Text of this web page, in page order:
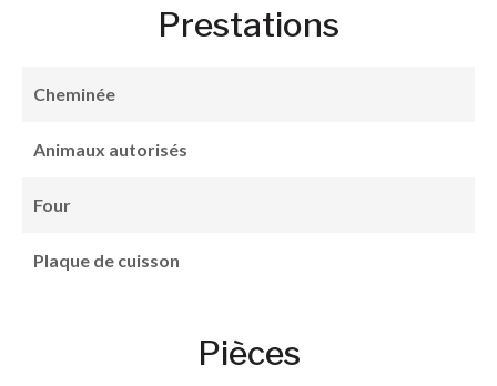
Prestations
Cheminée
Animaux autorisés
Four
Plaque de cuisson
Pièces